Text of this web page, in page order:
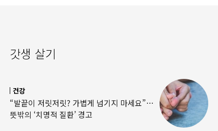
갓생 살기
건강
“발끝이 저릿저릿? 가볍게 넘기지 마세요”…
뜻밖의 ‘치명적 질환’ 경고